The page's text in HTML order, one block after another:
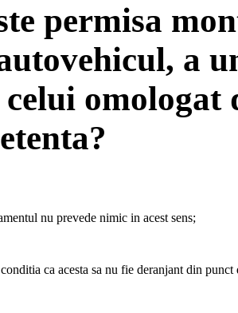
permisa
a
omologat
nu prevede nimic in acest sens;
ca acesta sa nu fie deranjant din punct